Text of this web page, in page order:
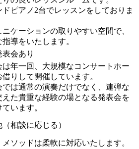
ドピアノ2台でレッスンをしておりま
ニケーションの取りやすい空間で、
指導をいたします。
会あり
は年一回、大規模なコンサートホー
借りして開催しています。
では通常の演奏だけでなく、連弾な
えた貴重な経験の場となる発表会を
います。
相談に応じる）
メソッドは柔軟に対応いたします。